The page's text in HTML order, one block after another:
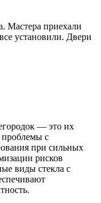
Мастера приехали
установили. Двери
— это их
проблемы с
при сильных
рисков
виды стекла с